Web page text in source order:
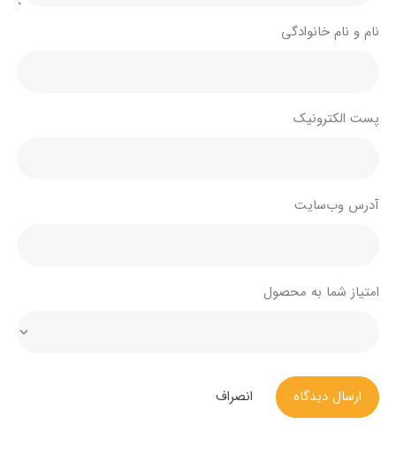
نام و نام خانوادگی
پست الکترونیک
آدرس وب‌سایت
امتیاز شما به محصول
ارسال دیدگاه انصراف